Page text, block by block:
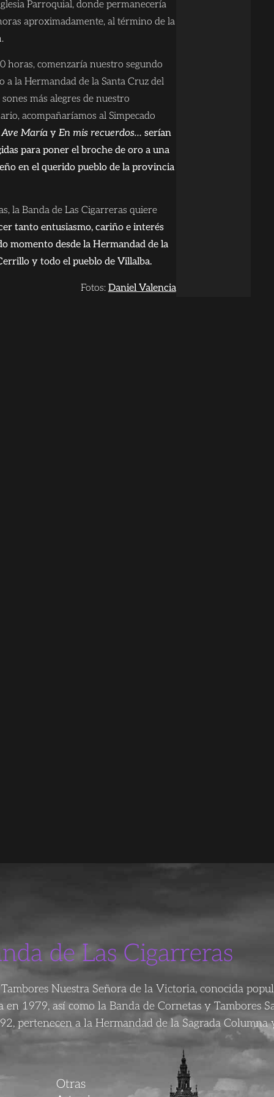
Parroquial, donde permanecería
aproximadamente, al término de la
horas, comenzaría nuestro segundo
a la Hermandad de la Santa Cruz del
más alegres de nuestro
acompañaríamos al Simpecado
Ave María yEn mis recuerdos… serían
para poner el broche de oro a una
en el querido pueblo de la provincia
la Banda de Las Cigarreras quiere
tanto entusiasmo, cariño e interés
momento desde la Hermandad de la
y todo el pueblo de Villalba.
Fotos: Daniel Valencia
de Las Cigarreras
Nuestra Señora de la Victoria, conocida
en 1979, así como la Banda de Cornetas y Tambores
pertenecen a la Hermandad de la Sagrada Columna
Otras